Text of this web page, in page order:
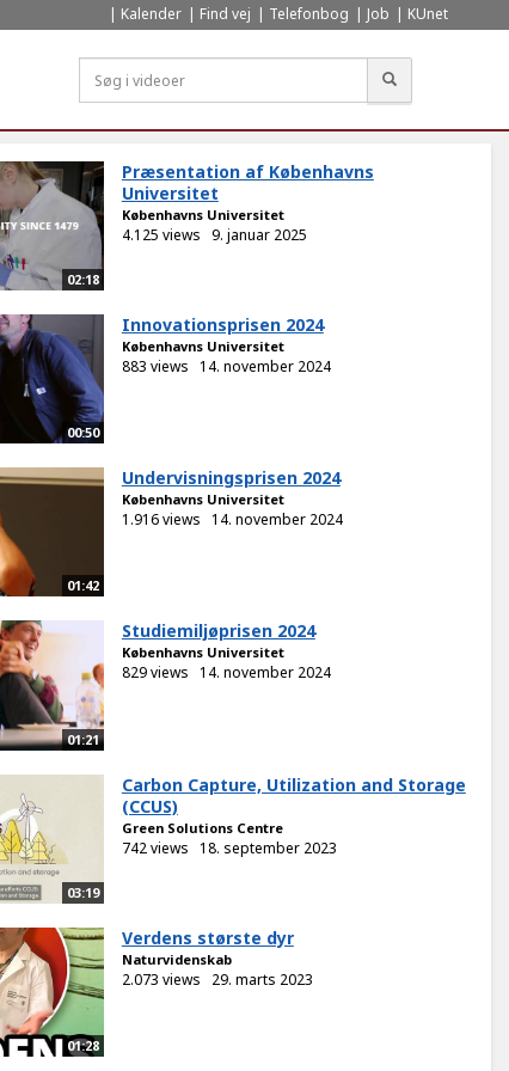
Kalender Find vej Telefonbog Job KUnet
02:18
Præsentation af Københavns
Universitet
Københavns Universitet
4.125 views 9. januar 2025
00:50
Innovationsprisen 2024
Københavns Universitet
883 views 14. november 2024
01:42
Undervisningsprisen 2024
Københavns Universitet
1.916 views 14. november 2024
01:21
Studiemiljøprisen 2024
Københavns Universitet
829 views 14. november 2024
03:19
Carbon Capture, Utilization and Storage
(CCUS)
Green Solutions Centre
742 views 18. september 2023
01:28
Verdens største dyr
Naturvidenskab
2.073 views 29. marts 2023